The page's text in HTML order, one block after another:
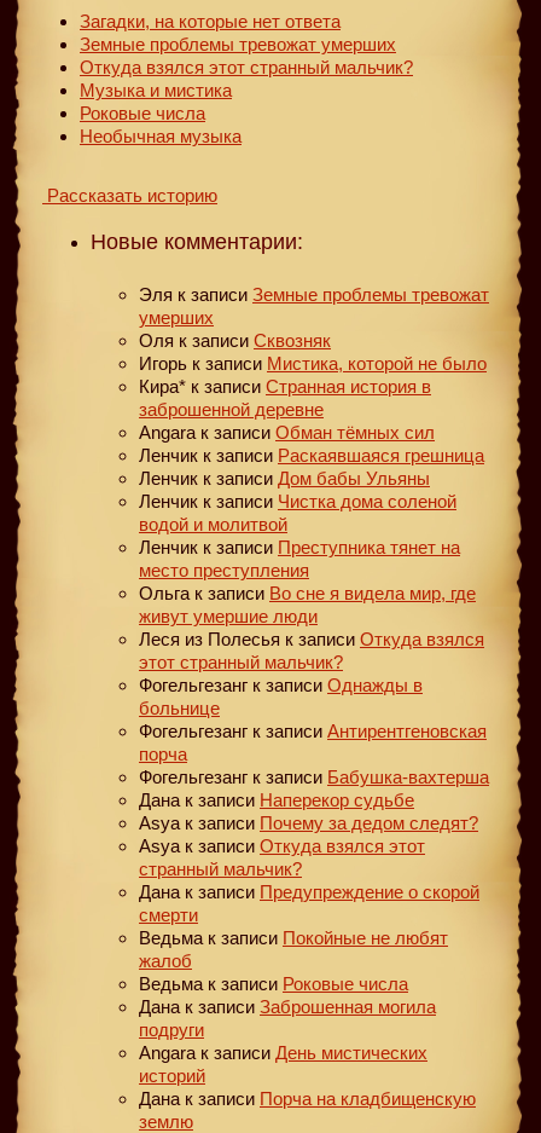
Загадки, на которые нет ответа
Земные проблемы тревожат умерших
Откуда взялся этот странный мальчик?
Музыка и мистика
Роковые числа
Необычная музыка
Рассказать историю
Новые комментарии:
Эля к записи Земные проблемы тревожат
умерших
Оля к записи Сквозняк
Игорь к записи Мистика, которой не было
Кира* к записи Странная история в
заброшенной деревне
Angara к записи Обман тёмных сил
Ленчик к записи Раскаявшаяся грешница
Ленчик к записи Дом бабы Ульяны
Ленчик к записи Чистка дома соленой
водой и молитвой
Ленчик к записи Преступника тянет на
место преступления
Ольга к записи Во сне я видела мир, где
живут умершие люди
Леся из Полесья к записи Откуда взялся
этот странный мальчик?
Фогельгезанг к записи Однажды в
больнице
Фогельгезанг к записи Антирентгеновская
порча
Фогельгезанг к записи Бабушка-вахтерша
Дана к записи Наперекор судьбе
Asya к записи Почему за дедом следят?
Asya к записи Откуда взялся этот
странный мальчик?
Дана к записи Предупреждение о скорой
смерти
Ведьма к записи Покойные не любят
жалоб
Ведьма к записи Роковые числа
Дана к записи Заброшенная могила
подруги
Angara к записи День мистических
историй
Дана к записи Порча на кладбищенскую
землю